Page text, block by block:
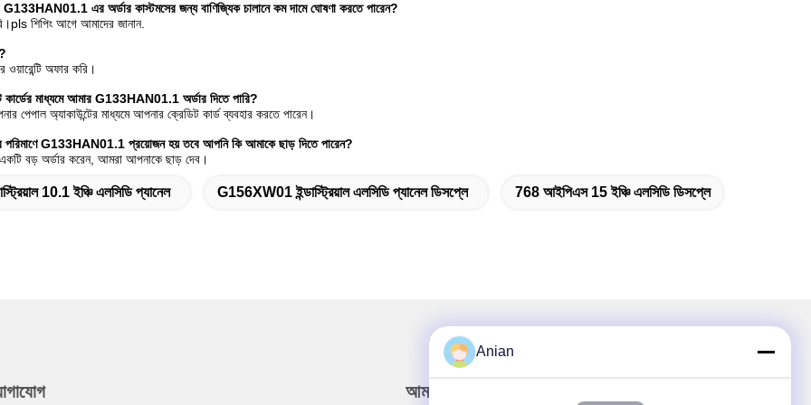
এর অর্ডার কাস্টমসের জন্য বাণিজ্যিক চালানে কম দামে ঘোষণা করতে পারেন?
শিপিং আগে আমাদের জানান.
অফার করি।
মাধ্যমে আমার G133HAN01.1 অর্ডার দিতে পারি?
পেপাল অ্যাকাউন্টের মাধ্যমে আপনার ক্রেডিট কার্ড ব্যবহার করতে পারেন।
পরিমাণে G133HAN01.1 প্রয়োজন হয় তবে আপনি কি আমাকে ছাড় দিতে পারেন?
বড় অর্ডার করেন, আমরা আপনাকে ছাড় দেব।
10.1 ইঞ্চি এলসিডি প্যানেল G156XW01 ইন্ডাস্ট্রিয়াল এলসিডি প্যানেল ডিসপ্লে 768 আইপিএস 15 ইঞ্চি এলসিডি ডিসপ্লে
আমাদের নিউজলেটার
Anian